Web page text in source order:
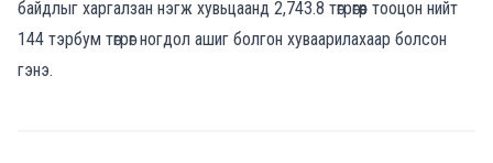
байдлыг харгалзан нэгж хувьцаанд 2,743.8 төгрөгөөр тооцон нийт
144 тэрбум төгрөг ногдол ашиг болгон хуваарилахаар болсон
гэнэ.